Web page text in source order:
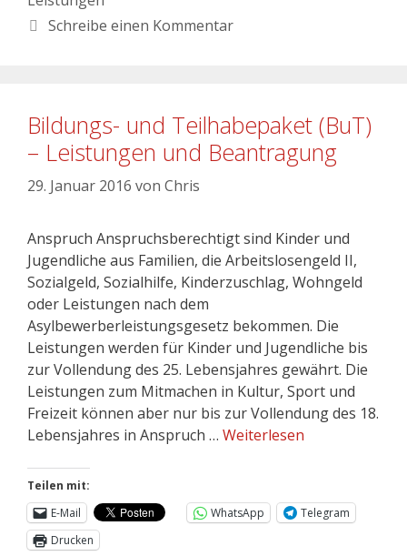
Schreibe einen Kommentar
Bildungs- und Teilhabepaket (BuT)
– Leistungen und Beantragung
29. Januar 2016 von Chris
Anspruch Anspruchsberechtigt sind Kinder und
Jugendliche aus Familien, die Arbeitslosengeld II,
Sozialgeld, Sozialhilfe, Kinderzuschlag, Wohngeld
oder Leistungen nach dem
Asylbewerberleistungsgesetz bekommen. Die
Leistungen werden für Kinder und Jugendliche bis
zur Vollendung des 25. Lebensjahres gewährt. Die
Leistungen zum Mitmachen in Kultur, Sport und
Freizeit können aber nur bis zur Vollendung des 18.
Lebensjahres in Anspruch … Weiterlesen
Teilen mit:
E-Mail
WhatsApp
Telegram
Drucken